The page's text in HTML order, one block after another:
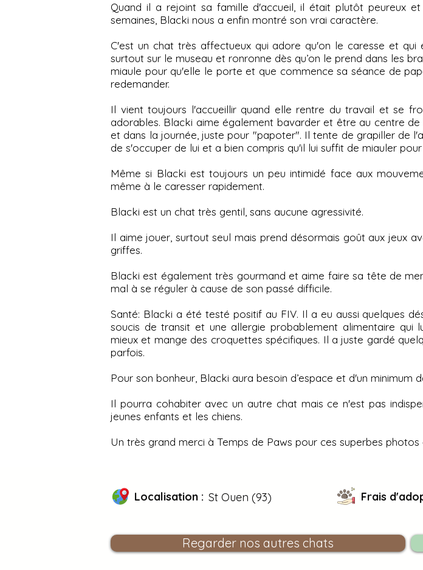
Quand il a rejoint sa famille d'accueil, il était plutôt peureux
semaines, Blacki nous a enfin montré son vrai caractère.
C'est un chat très affectueux qui adore qu'on le caresse et
surtout sur le museau et ronronne dès qu’on le prend dans les
miaule pour qu'elle le porte et que commence sa séance de
redemander.
Il vient toujours l'accueillir quand elle rentre du travail et se
adorables. Blacki aime également bavarder et être au centre
et dans la journée, juste pour "papoter". Il tente de grapiller de
de s'occuper de lui et a bien compris qu'il lui suffit de miauler
Même si Blacki est toujours un peu intimidé face aux
même à le caresser rapidement.
Blacki est un chat très gentil, sans aucune agressivité.
Il aime jouer, surtout seul mais prend désormais goût aux jeux
griffes.
Blacki est également très gourmand et aime faire sa tête de
mal à se réguler à cause de son passé difficile.
Santé: Blacki a été testé positif au FIV. Il a eu aussi quelques
soucis de transit et une allergie probablement alimentaire qui
mieux et mange des croquettes spécifiques. Il a juste gardé
parfois.
Pour son bonheur, Blacki aura besoin d’espace et d'un minimum
Il pourra cohabiter avec un autre chat mais ce n'est pas
jeunes enfants et les chiens.
Un très grand merci à Temps de Paws pour ces superbes photos
Localisation : St Ouen (93) Frais
Regarder nos autres chats